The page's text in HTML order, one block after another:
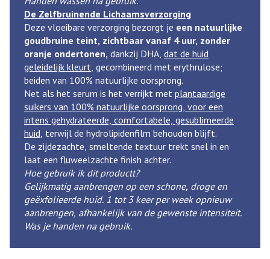
De Zelfbruinende Lichaamsverzorging
Deze vloeibare verzorging bezorgt je een natuurlijke
goudbruine teint, zichtbaar vanaf 4 uur, zonder
oranje ondertonen, dankzij DHA, dat de huid
geleidelijk kleurt , gecombineerd met erythrulose;
beiden van 100% natuurlijke oorsprong.
Net als het serum is het verrijkt met plantaardige
suikers van 100% natuurlijke oorsprong, voor een
intens gehydrateerde, comfortabele, gesublimeerde
huid , terwijl de hydrolipidenfilm behouden blijft.
De zijdezachte, smeltende textuur trekt snel in en
laat een fluweelzachte finish achter.
Hoe gebruik ik dit productt?
Gelijkmatig aanbrengen op een schone, droge en
geëxfolieerde huid. 1 tot 3 keer per week opnieuw
aanbrengen, afhankelijk van de gewenste intensiteit.
Was je handen na gebruik.